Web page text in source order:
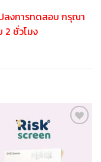
ลงการทดสอบ กรุณา
2 ชั่วโมง